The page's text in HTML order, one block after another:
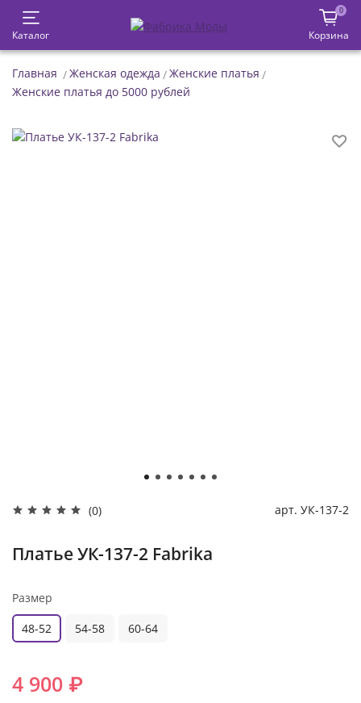
Каталог
0
Корзина
Главная Женская одежда
Женские платья
Женские платья до 5000 рублей
(0) арт. УК-137-2
Платье УК-137-2 Fabrika
Размер
48-52
54-58 60-64
4 900 ₽